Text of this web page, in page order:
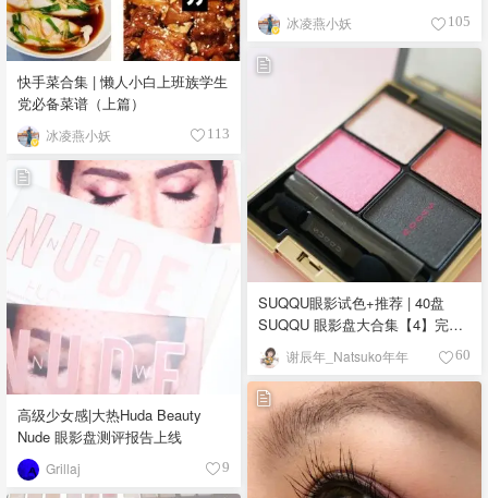
冰凌燕小妖 105
快手菜合集 | 懒人小白上班族学生
党必备菜谱（上篇）
冰凌燕小妖 113
SUQQU眼影试色+推荐 | 40盘
SUQQU 眼影盘大合集【4】完结
撒花！谢辰年_Natsuko年年 60
高级少女感|大热Huda Beauty
Nude 眼影盘测评报告上线
Grillaj 9